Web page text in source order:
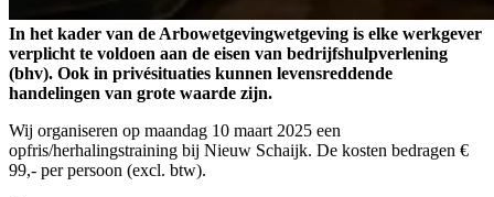
In het kader van de Arbowetgevingwetgeving is elke werkgever
verplicht te voldoen aan de eisen van bedrijfshulpverlening
(bhv). Ook in privésituaties kunnen levensreddende
handelingen van grote waarde zijn.
Wij organiseren op maandag 10 maart 2025 een
opfris/herhalingstraining bij Nieuw Schaijk. De kosten bedragen €
99,- per persoon (excl. btw).